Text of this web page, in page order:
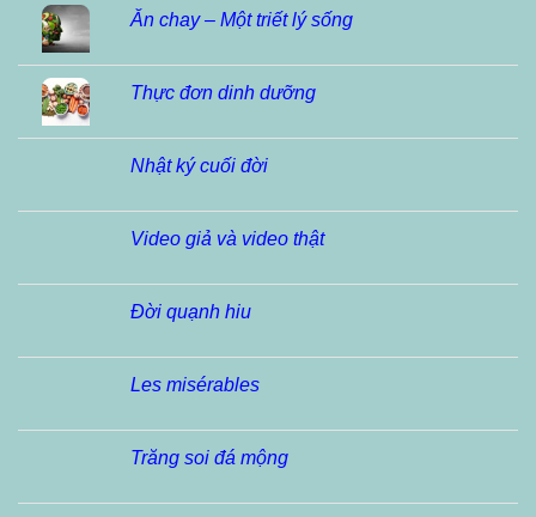
Ăn chay – Một triết lý sống
Thực đơn dinh dưỡng
Nhật ký cuối đời
Video giả và video thật
Đời quạnh hiu
Les misérables
Trăng soi đá mộng